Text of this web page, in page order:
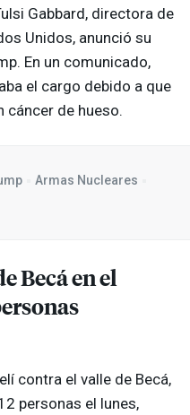
Gabbard, directora de
Unidos, anunció su
En un comunicado,
el cargo debido a que
cáncer de hueso.
Armas Nucleares
Becá en el
contra el valle de Becá,
personas el lunes,